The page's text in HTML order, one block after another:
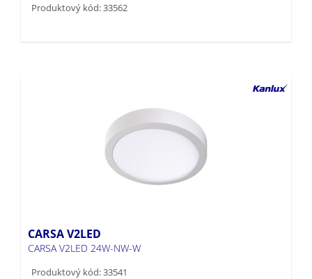
Produktový kód: 33562
CARSA V2LED
CARSA V2LED 24W-NW-W
Produktový kód: 33541